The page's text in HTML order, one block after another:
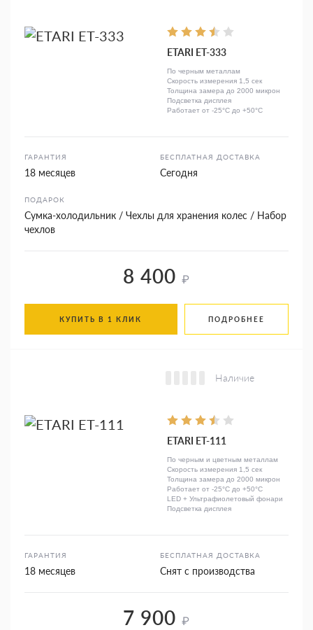
ETARI ЕТ-333
По черным металлам
Скорость измерения 1,5 сек
Толщина замера до 2000 микрон
Подсветка дисплея
Работает от -25°C до +50°C
ГАРАНТИЯ
18 месяцев
БЕСПЛАТНАЯ ДОСТАВКА
Сегодня
ПОДАРОК
Сумка-холодильник / Чехлы для хранения колес / Набор
чехлов
8 400 ₽
КУПИТЬ В 1 КЛИК ПОДРОБНЕЕ
Наличие
ETARI ET-111
По черным и цветным металлам
Скорость измерения 1,5 сек
Толщина замера до 2000 микрон
Работает от -25°C до +50°C
LED + Ультрафиолетовый фонари
Подсветка дисплея
ГАРАНТИЯ
18 месяцев
БЕСПЛАТНАЯ ДОСТАВКА
Снят с производства
7 900 ₽